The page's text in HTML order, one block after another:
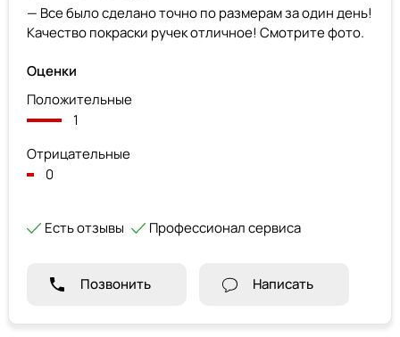
— Все было сделано точно по размерам за один день!
Качество покраски ручек отличное! Смотрите фото.
Оценки
Положительные
1
Отрицательные
0
Есть отзывы Профессионал сервиса
Позвонить Написать